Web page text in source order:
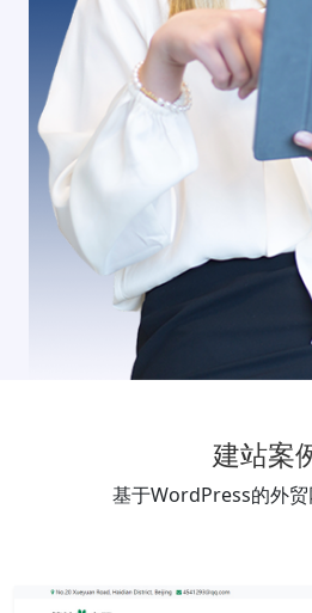
建站案
基于WordPress的外